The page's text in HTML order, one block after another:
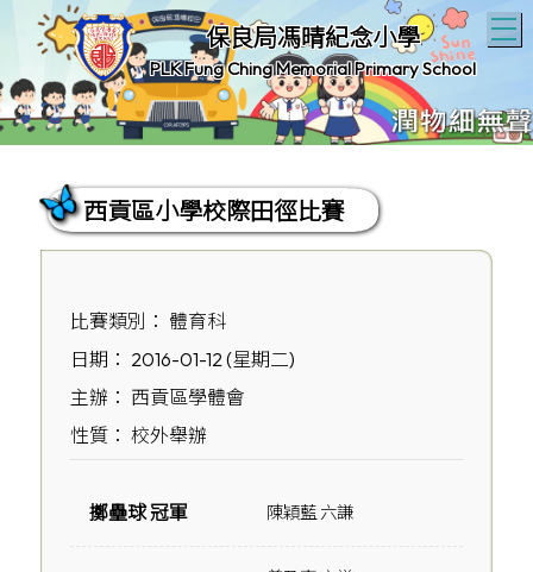
保良局馮晴紀念小學
PLK Fung Ching Memorial Primary School
西貢區小學校際田徑比賽
比賽類別： 體育科
日期： 2016-01-12 (星期二)
主辦： 西貢區學體會
性質： 校外舉辦
擲壘球 冠軍 陳穎藍 六謙